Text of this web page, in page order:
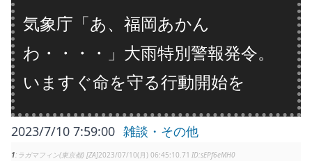
気象庁「あ、福岡あかん
わ・・・・」大雨特別警報発令。
いますぐ命を守る行動開始を
2023/7/10 7:59:00 雑談・その他
1 ラガマフィン(東京都) [ZA]2023/07/10(月) 06:45:10.71 sEPf6eMH0